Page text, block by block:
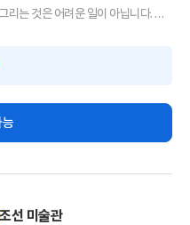
리는 것은 어려운 일이 아닙니다. 무
조선 미술관